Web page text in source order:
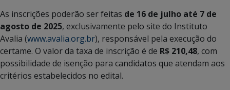
As inscrições poderão ser feitas de 16 de julho até 7 de
agosto de 2025, exclusivamente pelo site do Instituto
Avalia (www.avalia.org.br), responsável pela execução do
certame. O valor da taxa de inscrição é de R$ 210,48, com
possibilidade de isenção para candidatos que atendam aos
critérios estabelecidos no edital.